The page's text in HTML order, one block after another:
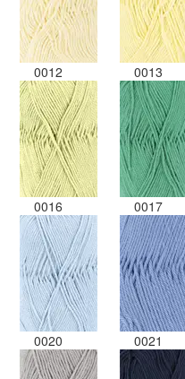
0012 0013
0016 0017
0020 0021